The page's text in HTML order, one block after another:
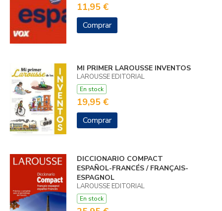
11,95 €
Comprar
MI PRIMER LAROUSSE INVENTOS
LAROUSSE EDITORIAL
En stock
19,95 €
Comprar
DICCIONARIO COMPACT
ESPAÑOL-FRANCÉS / FRANÇAIS-
ESPAGNOL
LAROUSSE EDITORIAL
En stock